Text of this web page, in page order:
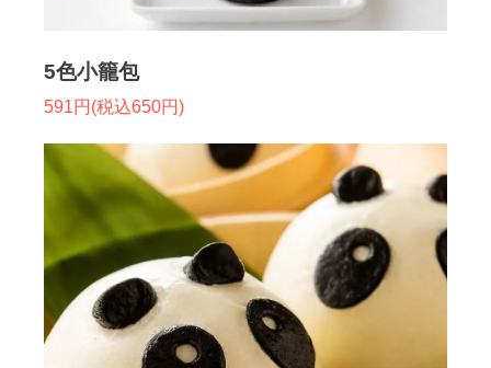
5色小籠包
591円(税込650円)